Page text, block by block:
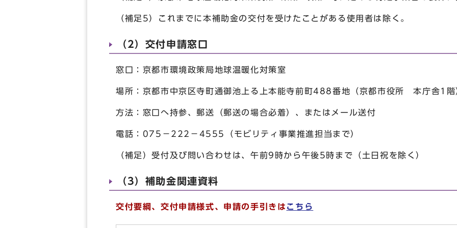
（補足5）これまでに本補助金の交付を受けたことがある使用者は除く。
（2）交付申請窓口
窓口：京都市環境政策局地球温暖化対策室
場所：京都市中京区寺町通御池上る上本能寺前町488番地（京都市役所 本庁舎1階
方法：窓口へ持参、郵送（郵送の場合必着）、またはメール送付
電話：075－222－4555（モビリティ事業推進担当まで）
（補足）受付及び問い合わせは、午前9時から午後5時まで（土日祝を除く）
（3）補助金関連資料
交付要綱、交付申請様式、申請の手引きは こちら